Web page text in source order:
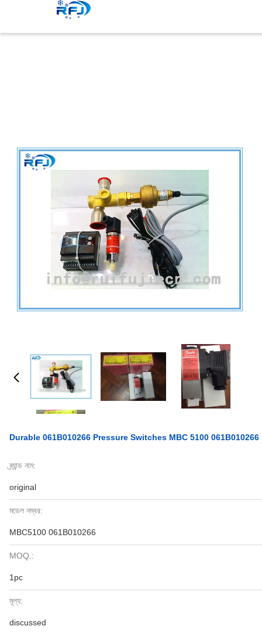
Durable 061B010266 Pressure Switches MBC 5100 061B010266
ব্র্যান্ড নাম:
original
মডেল নম্বর:
MBC5100 061B010266
MOQ.:
1pc
মূল্য:
discussed